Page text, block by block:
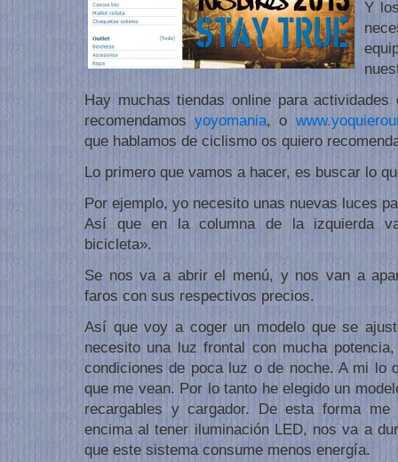
Y
Hay muchas tiendas online para
recomendamosyoyomania, o
que hablamos de ciclismo os quiero
Lo primero que vamos a hacer, es buscar lo
Por ejemplo, yo necesito unas nuevas luces
Así que en la columna de la izquierda
bicicleta».
Se nos va a abrir el menú, y nos van a
faros con sus respectivos precios.
Así que voy a coger un modelo que se
necesito una luz frontal con mucha
condiciones de poca luz o de noche. A mi lo
que me vean. Por lo tanto he elegido un
recargables y cargador. De esta forma
encima al tener iluminación LED, nos va a
que este sistema consume menos energía.